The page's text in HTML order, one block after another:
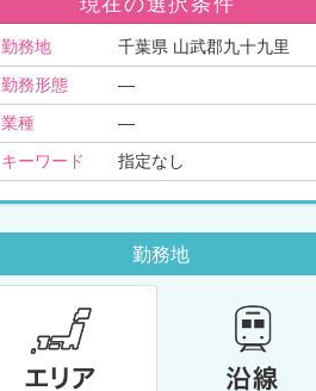
勤務地 千葉県 山武郡九十九里
勤務形態 —
業種 —
キーワード 指定なし
勤務地